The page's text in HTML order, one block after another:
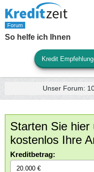
So helfe ich Ihnen
Kredit
Unser Forum:
Starten Sie hier
kostenlos Ihre
Kreditbetrag: